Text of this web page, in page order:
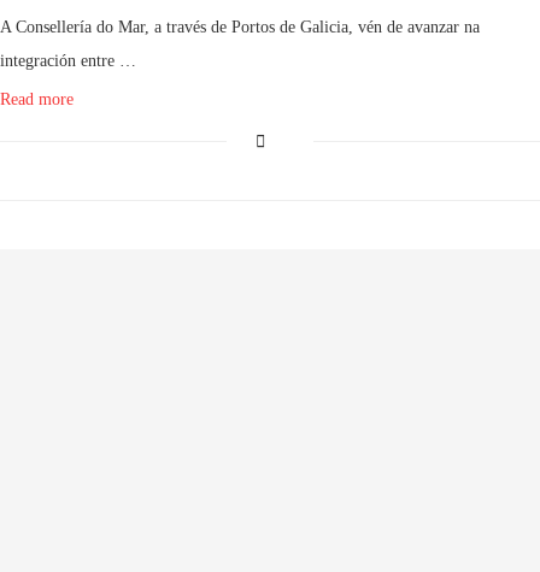
A Consellería do Mar, a través de Portos de Galicia, vén de avanzar na
integración entre …
Read more